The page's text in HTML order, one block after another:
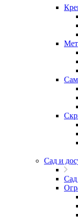
Сад и
Сад